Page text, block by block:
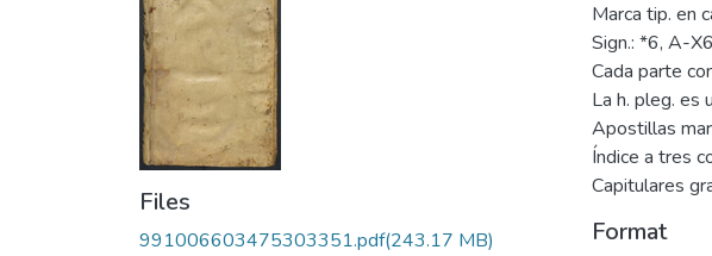
Files
991006603475303351.pdf(243.17 MB)
Marca tip. en
Sign.: *6, A-
Cada parte
La h. pleg. es
Apostillas
Índice a tres
Capitulares
Format